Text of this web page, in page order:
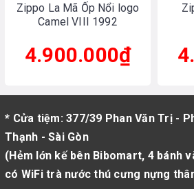
Zippo La Mã Ốp Nổi logo
Camel VIII 1992
4.900.000₫
* Cửa tiệm: 377/39 Phan Văn Trị -
Thạnh - Sài Gòn
(Hẻm lớn kế bên Bibomart, 4 bánh
có WiFi trà nước thú cưng nựng